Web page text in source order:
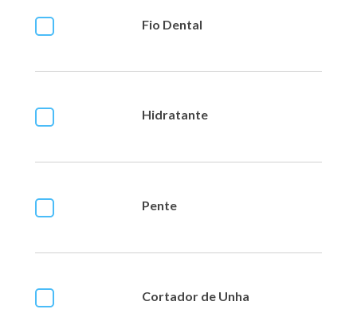
Fio Dental
Hidratante
Pente
Cortador de Unha